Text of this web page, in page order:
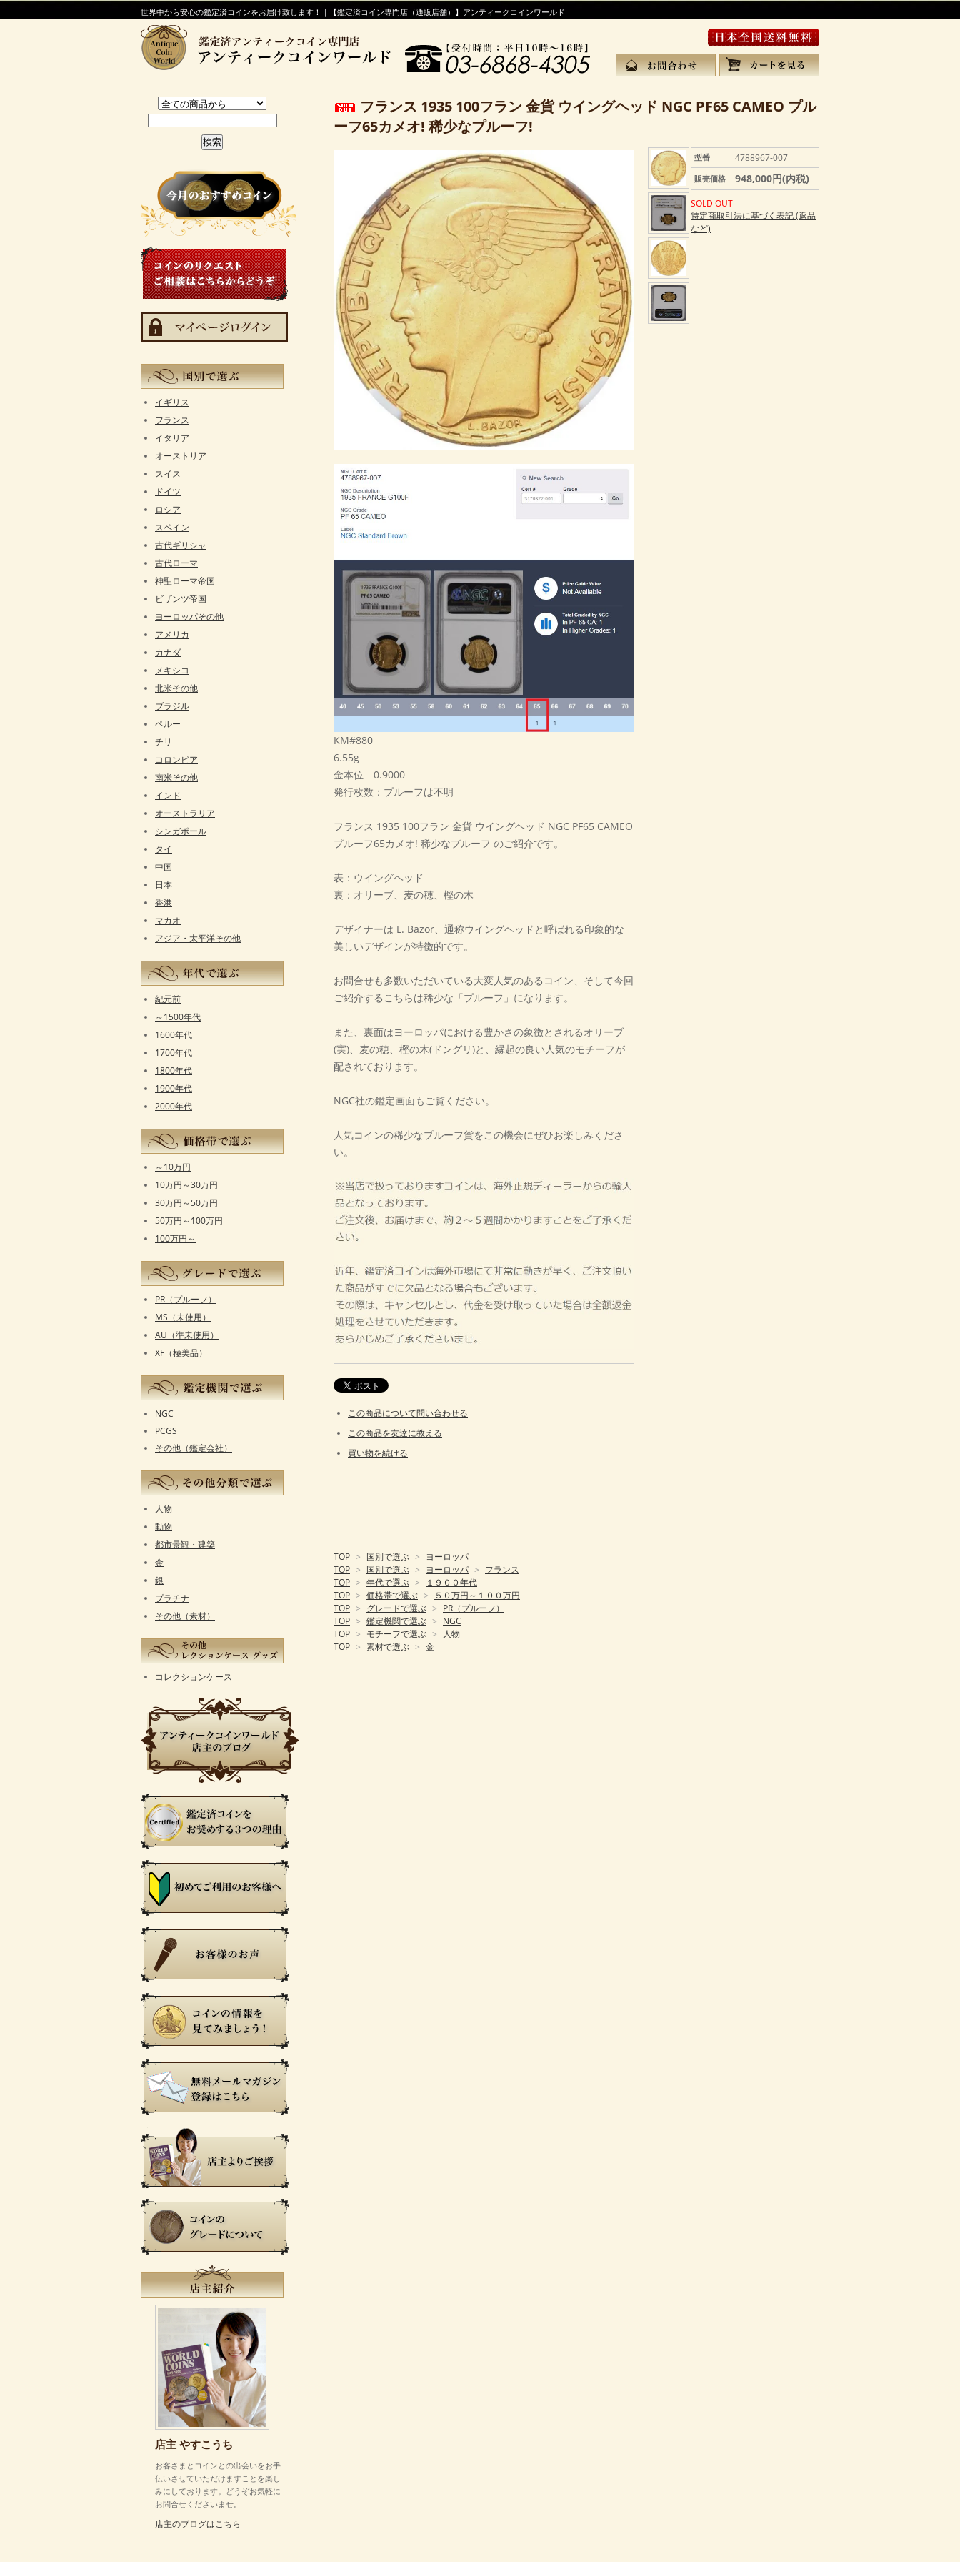
世界中から安心の鑑定済コインをお届け致します！｜【鑑定済コイン専門店（通販店舗）】アンティークコインワールド
フランス 1935 100フラン 金貨 ウイングヘッド NGC PF65 CAMEO プル
ーフ65カメオ! 稀少なプルーフ!
型番 4788967-007
販売価格 948,000円(内税)
SOLD OUT
特定商取引法に基づく表記 (返品
など)
KM#880
6.55g
金本位 0.9000
発行枚数：プルーフは不明
フランス 1935 100フラン 金貨 ウイングヘッド NGC PF65 CAMEO
プルーフ65カメオ! 稀少なプルーフ のご紹介です。
表：ウイングヘッド
裏：オリーブ、麦の穂、樫の木
デザイナーは L. Bazor、通称ウイングヘッドと呼ばれる印象的な
美しいデザインが特徴的です。
お問合せも多数いただいている大変人気のあるコイン、そして今回
ご紹介するこちらは稀少な「プルーフ」になります。
また、裏面はヨーロッパにおける豊かさの象徴とされるオリーブ
(実)、麦の穂、樫の木(ドングリ)と、縁起の良い人気のモチーフが
配されております。
NGC社の鑑定画面もご覧ください。
人気コインの稀少なプルーフ貨をこの機会にぜひお楽しみくださ
い。
この商品について問い合わせる
この商品を友達に教える
買い物を続ける
TOP > 国別で選ぶ > ヨーロッパ
TOP > 国別で選ぶ > ヨーロッパ > フランス
TOP > 年代で選ぶ >
１９００年代
TOP > 価格帯で選ぶ >
５０万円～１００万円
TOP > グレードで選ぶ > PR（プルーフ）
TOP > 鑑定機関で選ぶ > NGC
TOP > モチーフで選ぶ >
人物
TOP > 素材で選ぶ > 金
イギリス
フランス
イタリア
オーストリア
スイス
ドイツ
ロシア
スペイン
古代ギリシャ
古代ローマ
神聖ローマ帝国
ビザンツ帝国
ヨーロッパその他
アメリカ
カナダ
メキシコ
北米その他
ブラジル
ペルー
チリ
コロンビア
南米その他
インド
オーストラリア
シンガポール
タイ
中国
日本
香港
マカオ
アジア・太平洋その他
紀元前
～1500年代
1600年代
1700年代
1800年代
1900年代
2000年代
～10万円
10万円～30万円
30万円～50万円
50万円～100万円
100万円～
PR（プルーフ）
MS（未使用）
AU（準未使用）
XF（極美品）
NGC
PCGS
その他（鑑定会社）
人物
動物
都市景観・建築
金
銀
プラチナ
その他（素材）
コレクションケース
店主 やすこうち
お客さまとコインとの出会いをお手
伝いさせていただけますことを楽し
みにしております。どうぞお気軽に
お問合せくださいませ。
店主のブログはこちら